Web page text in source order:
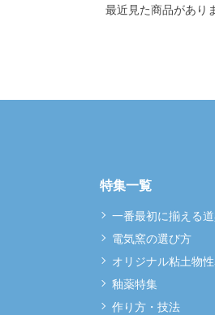
最近見た商品があり
特集一覧
一番最初に揃える
電気窯の選び方
オリジナル粘土物
釉薬特集
作り方・技法